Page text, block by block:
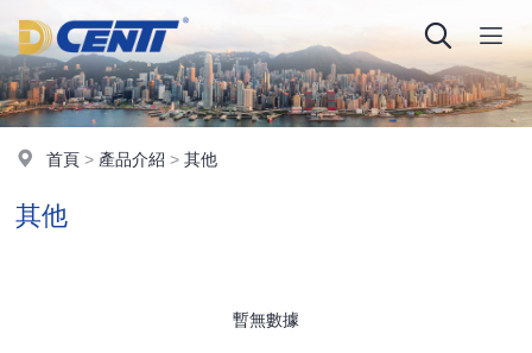
首頁 > 產品介紹 >其他
其他
暫無數據